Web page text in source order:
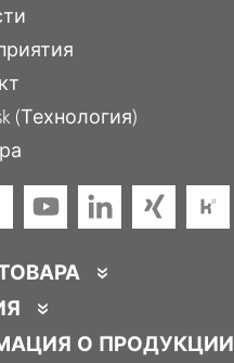
(Технология)
Parts
О ПРОДУКЦИИ